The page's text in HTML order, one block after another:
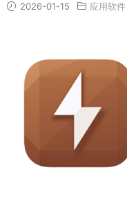
2026-01-15 应用软件